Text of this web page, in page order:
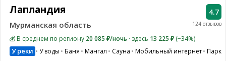
124 отзывов
4.7
Лапландия
Мурманская область
💰 В среднем по региону 20 085 ₽/ночь · здесь 13 225 ₽ (−34%)
У реки У воды Баня Мангал Сауна Мобильный интернет